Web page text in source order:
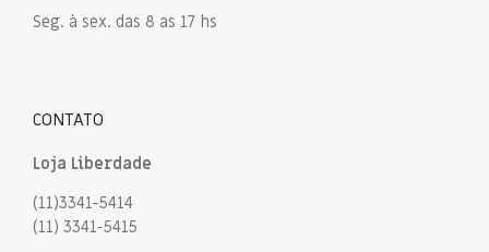
Seg. à sex. das 8 as 17 hs
CONTATO
Loja Liberdade
(11)3341-5414
(11) 3341-5415